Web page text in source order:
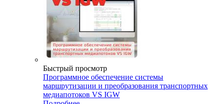
Быстрый просмотр
Программное обеспечение системы
маршрутизации и преобразования транспортных
медиапотоков VS IGW